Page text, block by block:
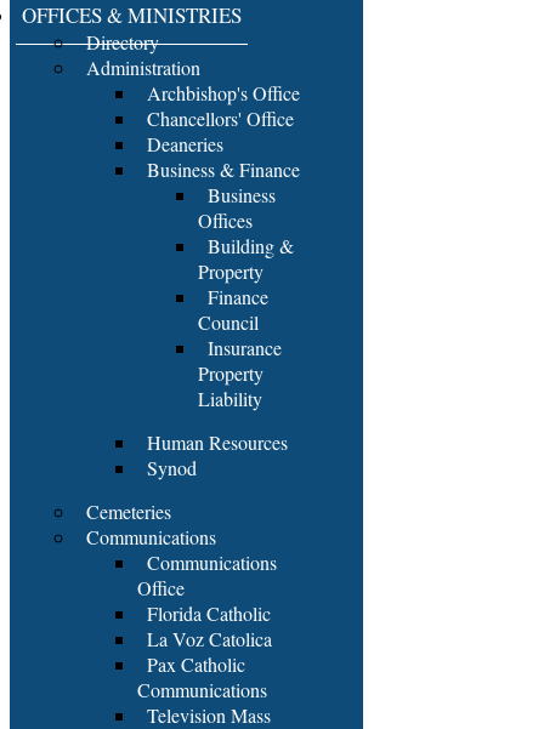
OFFICES & MINISTRIES
Directory
Administration
Archbishop's Office
Chancellors' Office
Deaneries
Business & Finance
Business
Offices
Building &
Property
Finance
Council
Insurance
Property
Liability
Human Resources
Synod
Cemeteries
Communications
Communications
Office
Florida Catholic
La Voz Catolica
Pax Catholic
Communications
Television Mass